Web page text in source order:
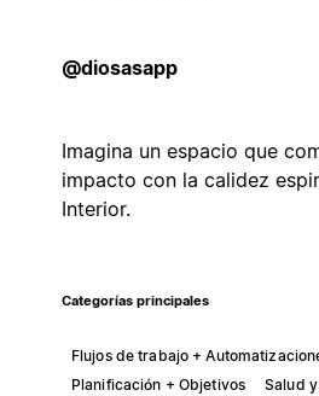
@diosasapp
Imagina un espacio que
impacto con la calidez
Interior.
Categorías principales
Flujos de trabajo +
Planificación + Objetivos
Salud